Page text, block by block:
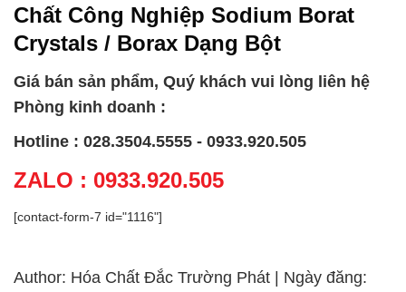
Chất Công Nghiệp Sodium Borat
Crystals / Borax Dạng Bột
Giá bán sản phẩm, Quý khách vui lòng liên hệ
Phòng kinh doanh :
Hotline : 028.3504.5555 - 0933.920.505
ZALO : 0933.920.505
[contact-form-7 id="1116"]
Author: Hóa Chất Đắc Trường Phát | Ngày đăng: